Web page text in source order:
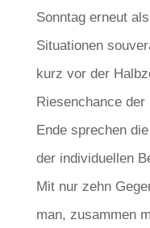
Sonntag erneut
Situationen
kurz vor der
Riesenchance
Ende sprechen
der individuellen
Mit nur zehn
man, zusammen